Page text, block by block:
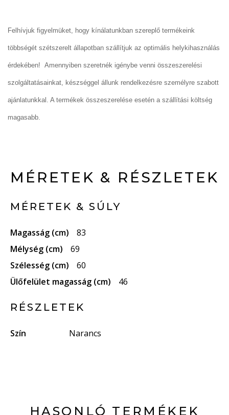
Felhívjuk figyelmüket, hogy kínálatunkban szereplő termékeink
többségét szétszerelt állapotban szállítjuk az optimális helykihasználás
érdekében! Amennyiben szeretnék igénybe venni összeszerelési
szolgáltatásainkat, készséggel állunk rendelkezésre személyre szabott
ajánlatunkkal. A termékek összeszerelése esetén a szállítási költség
magasabb.
MÉRETEK & RÉSZLETEK
MÉRETEK & SÚLY
Magasság (cm)
83
Mélység (cm)
69
Szélesség (cm)
60
Ülőfelület magasság (cm)
46
RÉSZLETEK
Szín Narancs
HASONLÓ TERMÉKEK